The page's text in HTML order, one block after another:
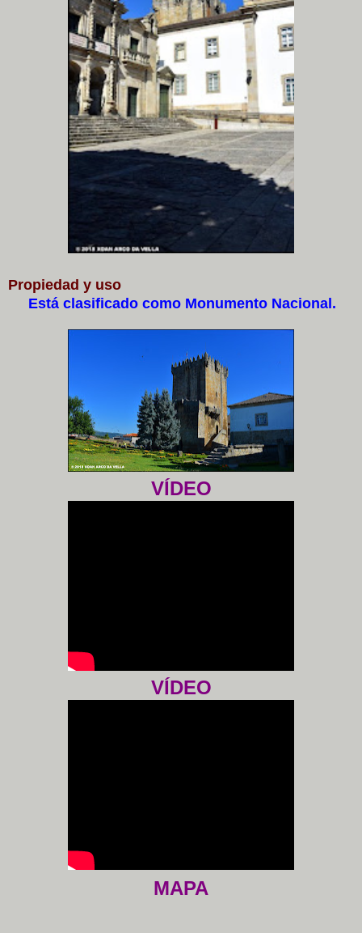
Propiedad y uso
Está clasificado como Monumento Nacional.
VÍDEO
VÍDEO
MAPA